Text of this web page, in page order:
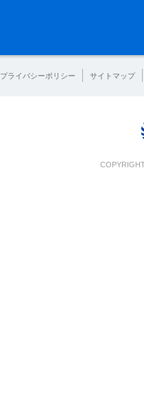
プライバシーポリシー サイトマップ